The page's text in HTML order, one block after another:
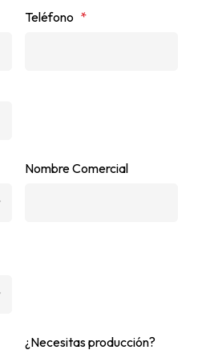
Teléfono *
Nombre Comercial
¿Necesitas producción?